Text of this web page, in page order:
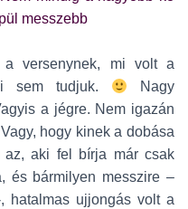
a versenynek, mi volt a
sem tudjuk.
Nagy
a jégre. Nem igazán
hogy kinek a dobása
aki fel bírja már csak
és bármilyen messzire –
hatalmas ujjongás volt a